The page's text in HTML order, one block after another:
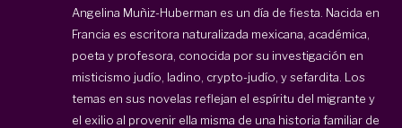
Angelina Muñiz-Huberman es un día de fiesta. Nacida en
Francia es escritora naturalizada mexicana, académica,
poeta y profesora, conocida por su investigación en
misticismo judío, ladino, crypto-judío, y sefardita. Los
temas en sus novelas reflejan el espíritu del migrante y
el exilio al provenir ella misma de una historia familiar de